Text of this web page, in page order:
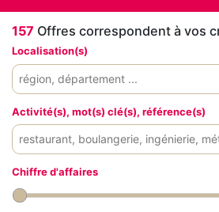
157 Offres correspondent à vos
Localisation(s)
Activité(s), mot(s) clé(s), référence(s)
Chiffre d'affaires